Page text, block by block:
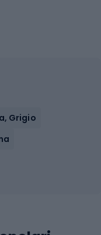
Grigio